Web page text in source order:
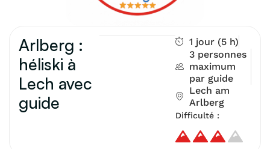
Arlberg :
héliski à
Lech avec
guide
1 jour (5 h)
3 personnes
maximum
par guide
Lech am
Arlberg
Difficulté :